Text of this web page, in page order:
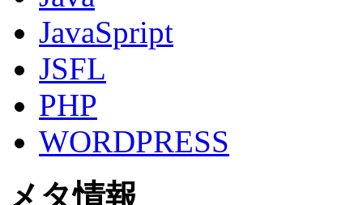
JavaSpript
JSFL
PHP
WORDPRESS
メタ情報